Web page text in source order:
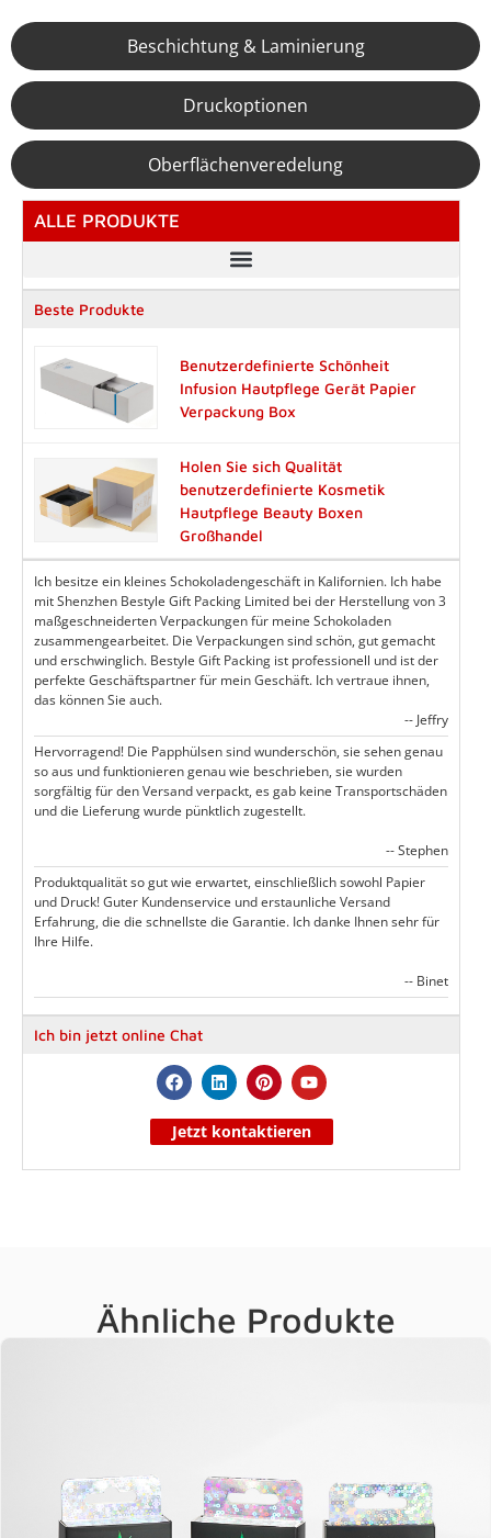
ALLE PRODUKTE
Beste Produkte
Benutzerdefinierte Schönheit
Infusion Hautpflege Gerät Papier
Verpackung Box
Holen Sie sich Qualität
benutzerdefinierte Kosmetik
Hautpflege Beauty Boxen
Großhandel
Ich besitze ein kleines Schokoladengeschäft in Kalifornien. Ich habe
mit Shenzhen Bestyle Gift Packing Limited bei der Herstellung von 3
maßgeschneiderten Verpackungen für meine Schokoladen
zusammengearbeitet. Die Verpackungen sind schön, gut gemacht
und erschwinglich. Bestyle Gift Packing ist professionell und ist der
perfekte Geschäftspartner für mein Geschäft. Ich vertraue ihnen,
das können Sie auch.
-- Jeffry
Hervorragend! Die Papphülsen sind wunderschön, sie sehen genau
so aus und funktionieren genau wie beschrieben, sie wurden
sorgfältig für den Versand verpackt, es gab keine Transportschäden
und die Lieferung wurde pünktlich zugestellt.
-- Stephen
Produktqualität so gut wie erwartet, einschließlich sowohl Papier
und Druck! Guter Kundenservice und erstaunliche Versand
Erfahrung, die die schnellste die Garantie. Ich danke Ihnen sehr für
Ihre Hilfe.
-- Binet
Ich bin jetzt online Chat
Jetzt kontaktieren
Beschichtung & Laminierung
Druckoptionen
Oberflächenveredelung
Ähnliche Produkte